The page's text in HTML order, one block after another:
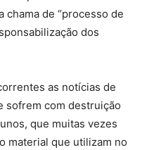
chama de “processo de
dos
as notícias de
sofrem com destruição
que muitas vezes
material que utilizam no